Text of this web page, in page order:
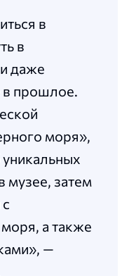
в
в
даже
в прошлое.
моря»,
музее, затем
а также
—